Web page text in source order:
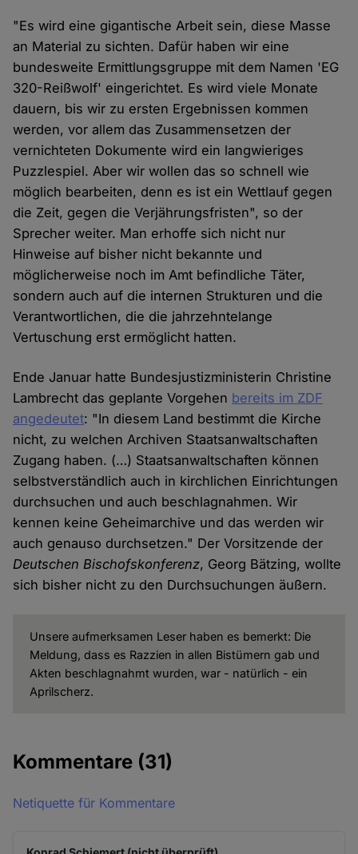
"Es wird eine gigantische Arbeit sein, diese Masse
an Material zu sichten. Dafür haben wir eine
bundesweite Ermittlungsgruppe mit dem Namen 'EG
320-Reißwolf' eingerichtet. Es wird viele Monate
dauern, bis wir zu ersten Ergebnissen kommen
werden, vor allem das Zusammensetzen der
vernichteten Dokumente wird ein langwieriges
Puzzlespiel. Aber wir wollen das so schnell wie
möglich bearbeiten, denn es ist ein Wettlauf gegen
die Zeit, gegen die Verjährungsfristen", so der
Sprecher weiter. Man erhoffe sich nicht nur
Hinweise auf bisher nicht bekannte und
möglicherweise noch im Amt befindliche Täter,
sondern auch auf die internen Strukturen und die
Verantwortlichen, die die jahrzehntelange
Vertuschung erst ermöglicht hatten.
Ende Januar hatte Bundesjustizministerin Christine
Lambrecht das geplante Vorgehen bereits im ZDF
angedeutet: "In diesem Land bestimmt die Kirche
nicht, zu welchen Archiven Staatsanwaltschaften
Zugang haben. (…) Staatsanwaltschaften können
selbstverständlich auch in kirchlichen Einrichtungen
durchsuchen und auch beschlagnahmen. Wir
kennen keine Geheimarchive und das werden wir
auch genauso durchsetzen." Der Vorsitzende der
Deutschen Bischofskonferenz, Georg Bätzing, wollte
sich bisher nicht zu den Durchsuchungen äußern.
Unsere aufmerksamen Leser haben es bemerkt: Die
Meldung, dass es Razzien in allen Bistümern gab und
Akten beschlagnahmt wurden, war - natürlich - ein
Aprilscherz.
Kommentare (31)
Netiquette für Kommentare